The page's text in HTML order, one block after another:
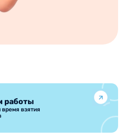
работы
взятия